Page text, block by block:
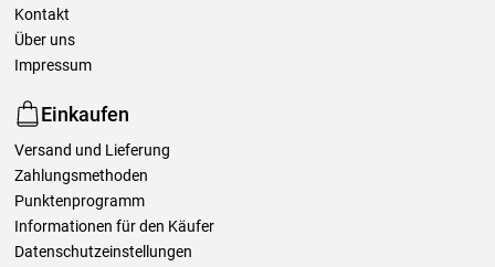
Kontakt
Über uns
Impressum
Einkaufen
Versand und Lieferung
Zahlungsmethoden
Punktenprogramm
Informationen für den Käufer
Datenschutzeinstellungen